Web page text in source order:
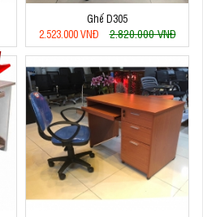
Ghế D305
2.523.000 VNĐ
2.820.000 VNĐ